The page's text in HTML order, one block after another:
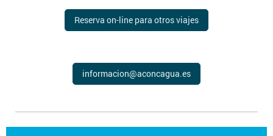
Reserva on-line para otros viajes
informacion@aconcagua.es